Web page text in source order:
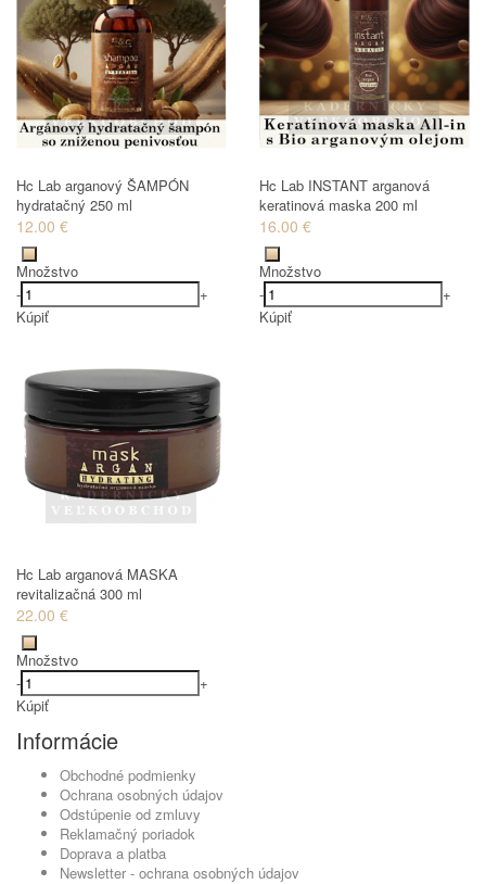
Hc Lab arganový ŠAMPÓN
hydratačný 250 ml
12.00 €
Množstvo
-
+
Kúpiť
Hc Lab INSTANT arganová
keratinová maska 200 ml
16.00 €
Množstvo
-
+
Kúpiť
Hc Lab arganová MASKA
revitalizačná 300 ml
22.00 €
Množstvo
-
+
Kúpiť
Informácie
Obchodné podmienky
Ochrana osobných údajov
Odstúpenie od zmluvy
Reklamačný poriadok
Doprava a platba
Newsletter - ochrana osobných údajov